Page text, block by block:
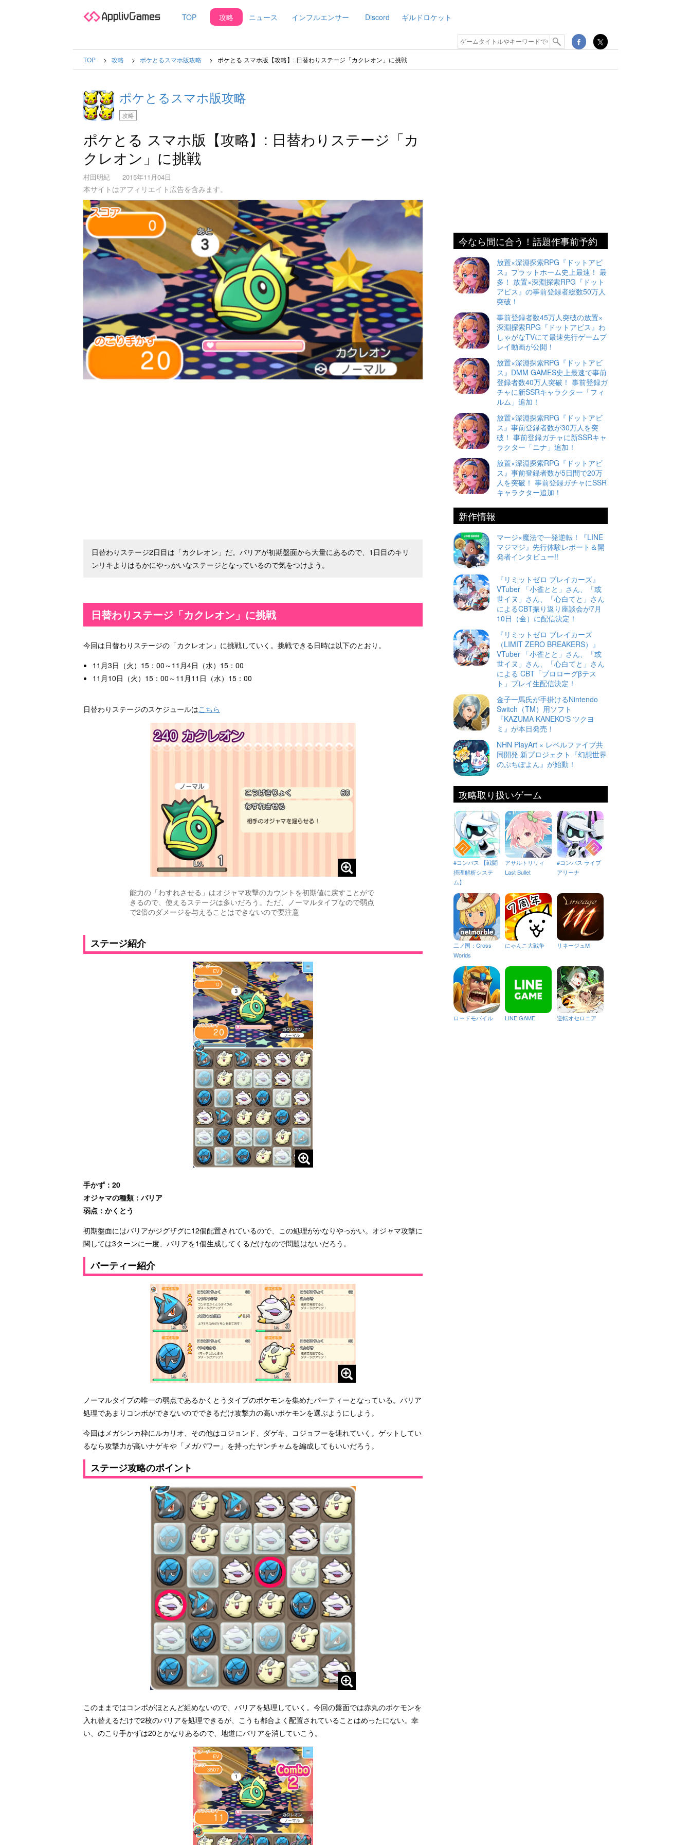
TOP 攻略 ニュース インフルエンサー Discord ギルドロケット
TOP 攻略 ポケとるスマホ版攻略 ポケとる スマホ版【攻略】: 日替わりステージ「カクレオン」に挑戦
ポケとるスマホ版攻略
攻略
ポケとる スマホ版【攻略】: 日替わりステージ「カ
クレオン」に挑戦
村田明紀 2015年11月04日
本サイトはアフィリエイト広告を含みます。
日替わりステージ2日目は「カクレオン」だ。バリアが初期盤面から大量にあるので、1日目のキリ
ンリキよりはるかにやっかいなステージとなっているので気をつけよう。
日替わりステージ「カクレオン」に挑戦
今回は日替わりステージの「カクレオン」に挑戦していく。挑戦できる日時は以下のとおり。
11月3日（火）15：00～11月4日（水）15：00
11月10日（火）15：00～11月11日（水）15：00
日替わりステージのスケジュールはこちら
能力の「わすれさせる」はオジャマ攻撃のカウントを初期値に戻すことがで
きるので、使えるステージは多いだろう。ただ、ノーマルタイプなので弱点
で2倍のダメージを与えることはできないので要注意
ステージ紹介
手かず：20
オジャマの種類：バリア
弱点：かくとう
初期盤面にはバリアがジグザグに12個配置されているので、この処理がかなりやっかい。オジャマ攻撃に
関しては3ターンに一度、バリアを1個生成してくるだけなので問題はないだろう。
パーティー紹介
ノーマルタイプの唯一の弱点であるかくとうタイプのポケモンを集めたパーティーとなっている。バリア
処理であまりコンボができないのでできるだけ攻撃力の高いポケモンを選ぶようにしよう。
今回はメガシンカ枠にルカリオ、その他はコジョンド、ダゲキ、コジョフーを連れていく。ゲットしてい
るなら攻撃力が高いナゲキや「メガパワー」を持ったヤンチャムを編成してもいいだろう。
ステージ攻略のポイント
このままではコンボがほとんど組めないので、バリアを処理していく。今回の盤面では赤丸のポケモンを
入れ替えるだけで2枚のバリアを処理できるが、こうも都合よく配置されていることはめったにない。幸
い、のこり手かずは20とかなりあるので、地道にバリアを消していこう。
今なら間に合う！話題作事前予約
放置×深淵探索RPG『ドットアビ
ス』プラットホーム史上最速！ 最
多！ 放置×深淵探索RPG『ドット
アビス』の事前登録者総数50万人
突破！
事前登録者数45万人突破の放置×
深淵探索RPG『ドットアビス』わ
しゃがなTVにて最速先行ゲームプ
レイ動画が公開！
放置×深淵探索RPG『ドットアビ
ス』DMM GAMES史上最速で事前
登録者数40万人突破！ 事前登録ガ
チャに新SSRキャラクター「フィ
ルム」追加！
放置×深淵探索RPG『ドットアビ
ス』事前登録者数が30万人を突
破！ 事前登録ガチャに新SSRキャ
ラクター「ニナ」追加！
放置×深淵探索RPG『ドットアビ
ス』事前登録者数が5日間で20万
人を突破！ 事前登録ガチャにSSR
キャラクター追加！
新作情報
マージ×魔法で一発逆転！『LINE
マジマジ』先行体験レポート＆開
発者インタビュー!!
『リミットゼロ ブレイカーズ』
VTuber 「小雀とと」さん、「或
世イヌ」さん、「心白てと」さん
によるCBT振り返り座談会が7月
10日（金）に配信決定！
『リミットゼロ ブレイカーズ
（LIMIT ZERO BREAKERS）』
VTuber 「小雀とと」さん、「或
世イヌ」さん、「心白てと」さん
による CBT「プロローグβテス
ト」プレイ生配信決定！
金子一馬氏が手掛けるNintendo
Switch（TM）用ソフト
『KAZUMA KANEKO'S ツクヨ
ミ』が本日発売！
NHN PlayArt × レベルファイブ共
同開発 新プロジェクト『幻想世界
のぷちぽよん』が始動！
攻略取り扱いゲーム
#コンパス 【戦闘
摂理解析システ
ム】
アサルトリリィ
Last Bullet
#コンパス ライブ
アリーナ
二ノ国：Cross
Worlds
にゃんこ大戦争 リネージュM
ロードモバイル LINE GAME 逆転オセロニア